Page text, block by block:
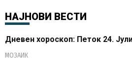
НАЈНОВИ ВЕСТИ
Дневен хороскоп: Петок 24.
МОЗАИК